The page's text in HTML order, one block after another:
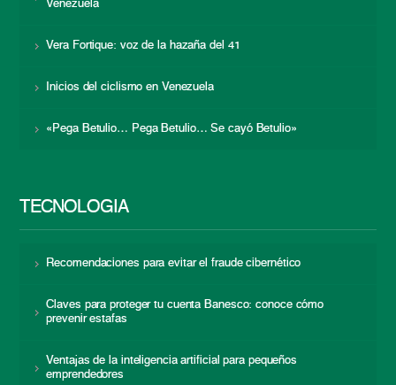
Venezuela
Vera Fortique: voz de la hazaña del 41
Inicios del ciclismo en Venezuela
«Pega Betulio… Pega Betulio… Se cayó Betulio»
TECNOLOGÍA
Recomendaciones para evitar el fraude cibernético
Claves para proteger tu cuenta Banesco: conoce cómo
prevenir estafas
Ventajas de la inteligencia artificial para pequeños
emprendedores